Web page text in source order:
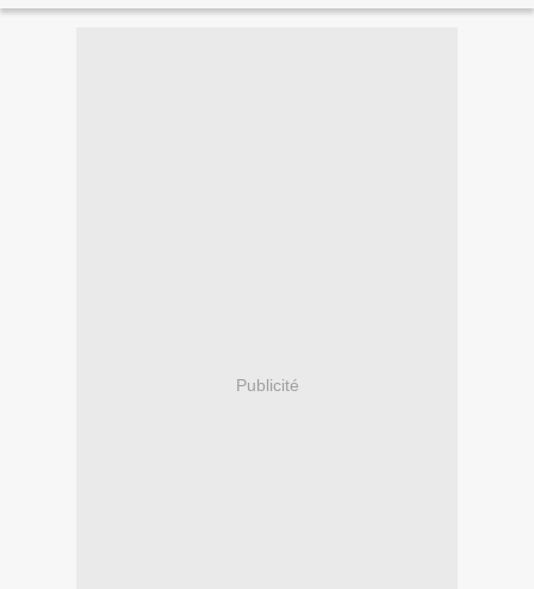
Publicité